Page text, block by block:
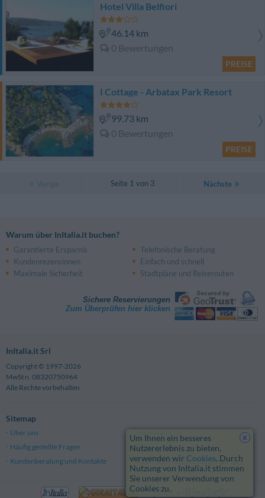
Hotel Villa Belfiori
46.14 km
0 Bewertungen
PREISE
I Cottage - Arbatax Park Resort
99.73 km
0 Bewertungen
PREISE
Seite 1 von 3 Nächste
Warum über InItalia.it buchen?
Garantierte Ersparnis
Telefonische Beratung
Kundenrezensionen
Einfach und schnell
Maximale Sicherheit
Stadtpläne und Reiserouten
Sichere Reservierungen
Zum Überprüfen hier klicken
InItalia.it Srl
Copyright © 1997-2026
MwSt n. 08320750964
Alle Rechte vorbehalten
Sitemap
Über uns
Häufig gestellte Fragen
Datenschutz
Kundenberatung und Kontakte
Allgemeine Geschäftsbedingungen
x
Um Ihnen ein besseres
Nutzererlebnis zu bieten,
verwenden wir Cookies. Durch
Nutzung von InItalia.it stimmen
Sie unserer Verwendung von
Cookies zu.